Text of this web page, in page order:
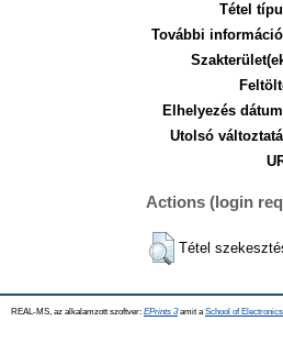
Tétel
További
Elhelyezés
Utolsó
Actions (login
Tétel
REAL-MS, az alkalamzott szoftver: EPrints 3amit a School of